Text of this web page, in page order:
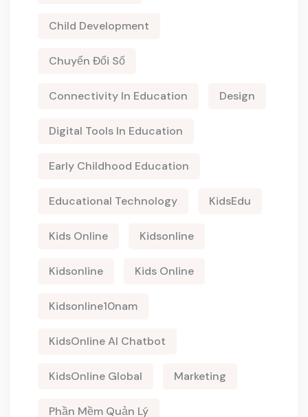
Child Development
Chuyển Đổi Số
Connectivity In Education Design
Digital Tools In Education
Early Childhood Education
Educational Technology KidsEdu
Kids Online Kidsonline
Kidsonline Kids Online
Kidsonline10nam
KidsOnline AI Chatbot
KidsOnline Global Marketing
Phần Mềm Quản Lý